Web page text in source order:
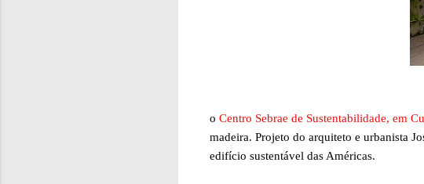
o Centro Sebrae de Sustentabilidade, em
madeira. Projeto do arquiteto e urbanista
edifício sustentável das Américas.